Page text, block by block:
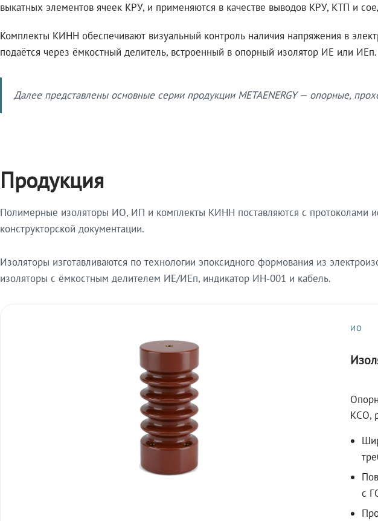
выкатных элементов ячеек КРУ, и применяются в качестве выводов КРУ, КТП и
Комплекты КИНН обеспечивают визуальный контроль наличия напряжения в
подаётся через ёмкостный делитель, встроенный в опорный изолятор ИЕ или ИЕп.
Далее представлены основные серии продукции METAENERGY — опорные,
Продукция
Полимерные изоляторы ИО, ИП и комплекты КИНН поставляются с протоколами
конструкторской документации.
Изоляторы изготавливаются по технологии эпоксидного формования из
изоляторы с ёмкостным делителем ИЕ/ИЕп, индикатор ИН-001 и кабель.
ИО
КСО,
с